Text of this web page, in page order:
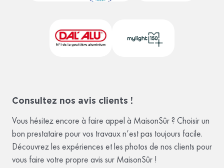
Consultez nos avis clients !
Vous hésitez encore à faire appel à MaisonSûr ? Choisir un
bon prestataire pour vos travaux n’est pas toujours facile.
Découvrez les expériences et les photos de nos clients pour
vous faire votre propre avis sur MaisonSûr !